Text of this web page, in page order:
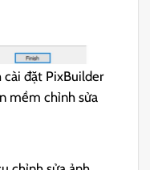
cài đặt PixBuilder
mềm chỉnh sửa